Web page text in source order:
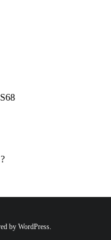
by WordPress.